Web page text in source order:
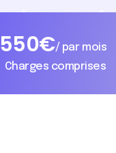
550€/ par mois
Charges comprises